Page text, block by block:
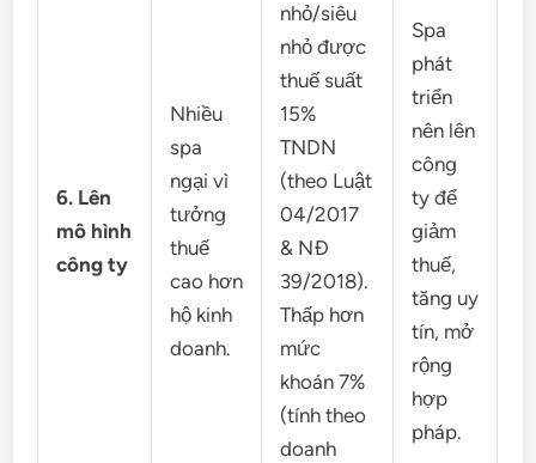
6. Lên
mô hình
công ty
Nhiều
spa
ngại vì
tưởng
thuế
cao hơn
hộ kinh
doanh.
nhỏ/siêu
nhỏ được
thuế suất
15%
TNDN
(theo Luật
04/2017
& NĐ
39/2018).
Thấp hơn
mức
khoán 7%
(tính theo
doanh
Spa
phát
triển
nên lên
công
ty để
giảm
thuế,
tăng uy
tín, mở
rộng
hợp
pháp.